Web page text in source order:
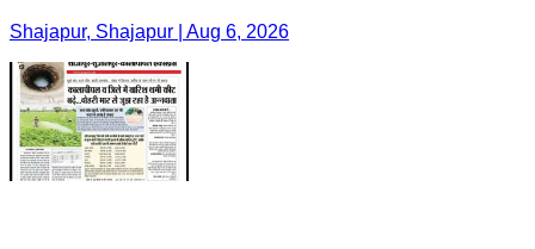
Shajapur, Shajapur | Aug 6, 2026